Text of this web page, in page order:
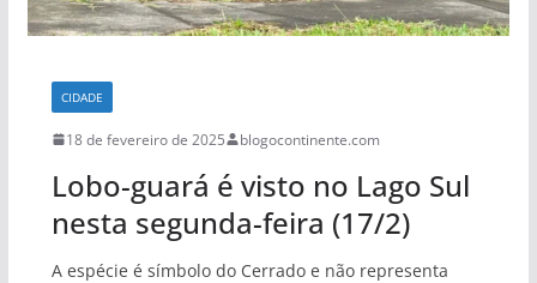
CIDADE
18 de fevereiro de 2025 blogocontinente.com
Lobo-guará é visto no Lago Sul
nesta segunda-feira (17/2)
A espécie é símbolo do Cerrado e não representa